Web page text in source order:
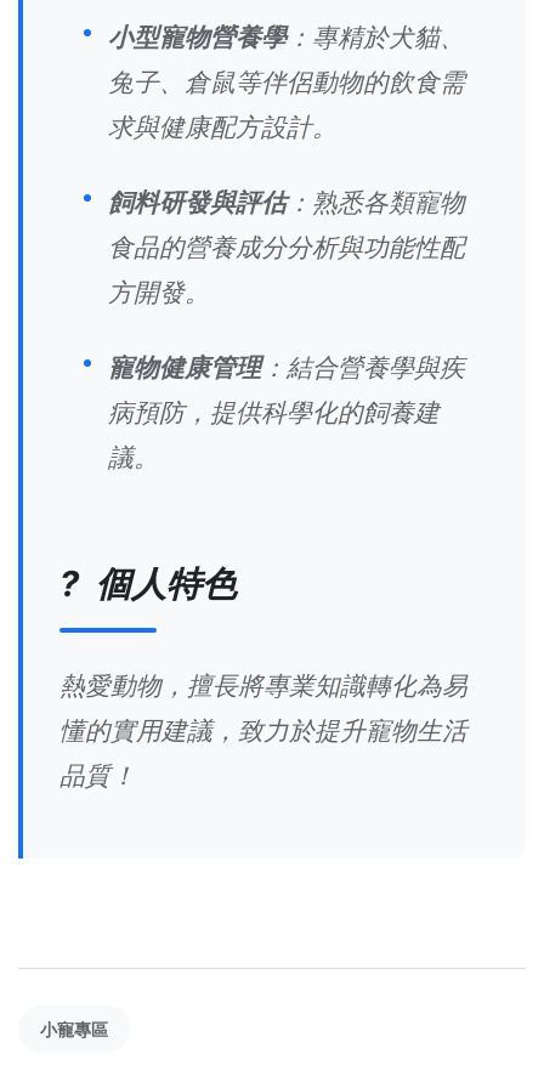
小型寵物營養學：專精於犬貓、
兔子、倉鼠等伴侶動物的飲食需
求與健康配方設計。
飼料研發與評估：熟悉各類寵物
食品的營養成分分析與功能性配
方開發。
寵物健康管理：結合營養學與疾
病預防，提供科學化的飼養建
議。
? 個人特色
熱愛動物，擅長將專業知識轉化為易
懂的實用建議，致力於提升寵物生活
品質！
小寵專區